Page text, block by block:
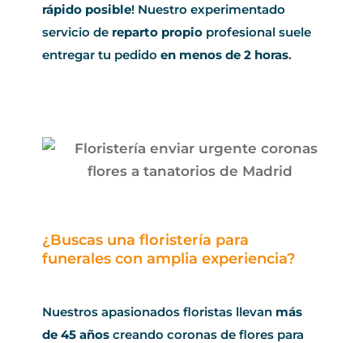
rápido posible! Nuestro experimentado
servicio de reparto propio profesional suele
entregar tu pedidoen menos de 2 horas.
¿Buscas una floristería para
funerales con amplia experiencia?
Nuestros apasionados floristas llevan más
de 45 años creando coronas de flores para